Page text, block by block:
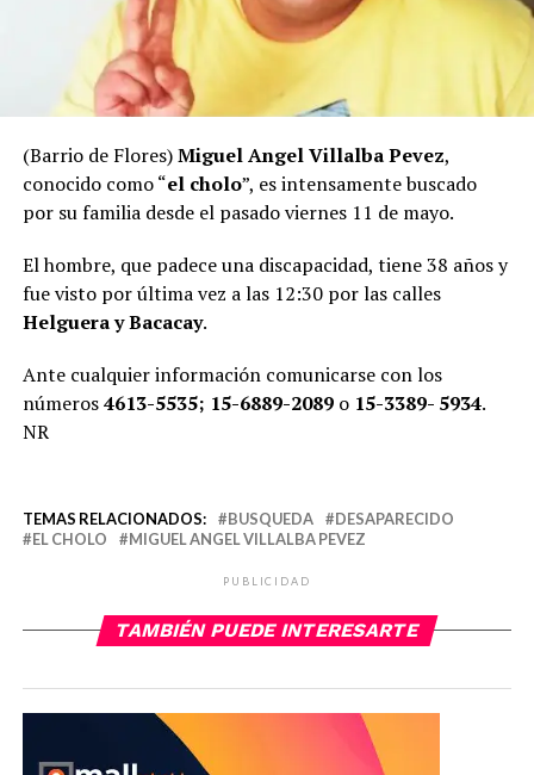
(Barrio de Flores)Miguel Angel Villalba Pevez,
conocido como “el cholo”, es intensamente buscado
por su familia desde el pasado viernes 11 de mayo.
El hombre, que padece una discapacidad, tiene 38 años y
fue visto por última vez a las 12:30 por las calles
Helguera y Bacacay.
Ante cualquier información comunicarse con los
números4613-5535; 15-6889-2089 o15-3389- 5934.
NR
TEMAS RELACIONADOS: BUSQUEDA
DESAPARECIDO
EL CHOLO
MIGUEL ANGEL VILLALBA PEVEZ
PUBLICIDAD
TAMBIÉN PUEDE INTERESARTE